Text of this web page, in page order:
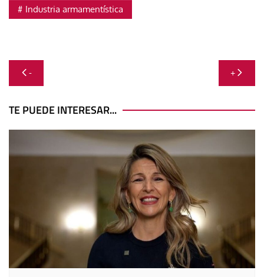
Industria armamentística
Navegación
de
entradas
- +
TE PUEDE INTERESAR...